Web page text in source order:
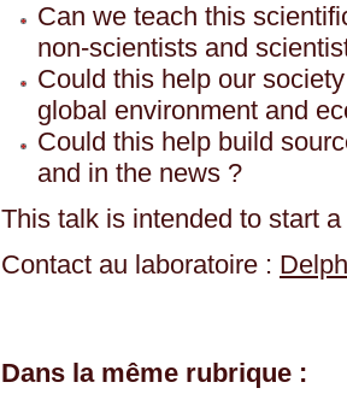
Can we teach this
non-scientists and
Could this help our
global environment and
Could this help build
and in the news ?
This talk is intended to start
Contact au laboratoire :
Dans la même rubrique :